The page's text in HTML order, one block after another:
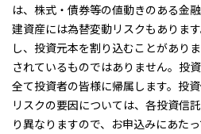
は、株式・債券等の値動きのある金
建資産には為替変動リスクもありま
し、投資元本を割り込むことがあり
されているものではありません。投
全て投資者の皆様に帰属します。投
リスクの要因については、各投資信
り異なりますので、お申込みにあた